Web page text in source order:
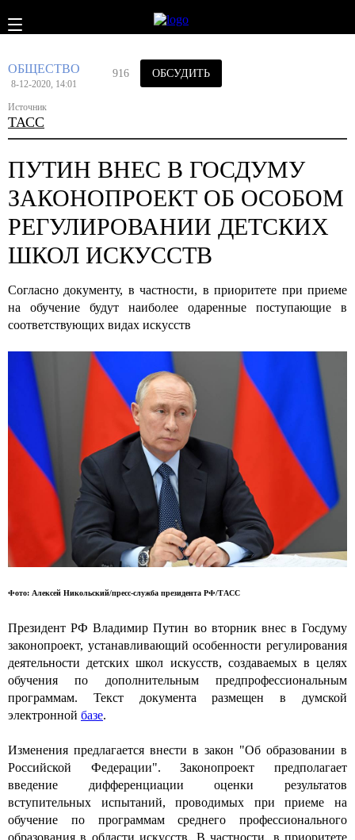
ОБЩЕСТВО
8-12-2020, 14:01
Источник
ТАСС
916 ОБСУДИТЬ
ПУТИН ВНЕС В ГОСДУМУ
ЗАКОНОПРОЕКТ ОБ ОСОБОМ
РЕГУЛИРОВАНИИ ДЕТСКИХ
ШКОЛ ИСКУССТВ
Согласно документу, в частности, в приоритете при приеме
на обучение будут наиболее одаренные поступающие в
соответствующих видах искусств
Фото: Алексей Никольский/пресс-служба президента РФ/ТАСС
Президент РФ Владимир Путин во вторник внес в Госдуму
законопроект, устанавливающий особенности регулирования
деятельности детских школ искусств, создаваемых в целях
обучения по дополнительным предпрофессиональным
программам. Текст документа размещен в думской
электронной базе.
Изменения предлагается внести в закон "Об образовании в
Российской Федерации". Законопроект предполагает
введение дифференциации оценки результатов
вступительных испытаний, проводимых при приеме на
обучение по программам среднего профессионального
образования в области искусств. В частности, в приоритете